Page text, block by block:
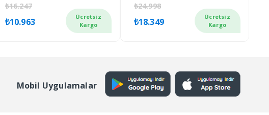
₺16.247
Orijinal
fiyat:
₺10.963Şu
andaki
Ücretsiz
Kargo
₺24.998
Orijinal
fiyat:
₺18.349Şu
andaki
Ücretsiz
Kargo
Mobil Uygulamalar